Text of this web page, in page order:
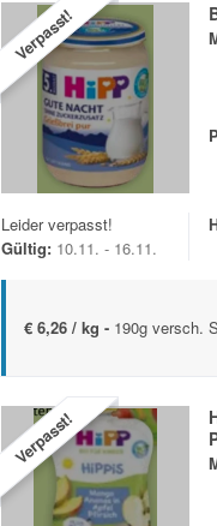
Verpasst!
Leider verpasst!
Gültig: 10.11. - 16.11.
€ 6,26 / kg - 190g versch.
Verpasst!